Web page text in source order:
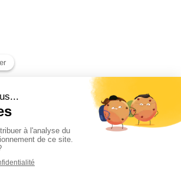
Rechercher